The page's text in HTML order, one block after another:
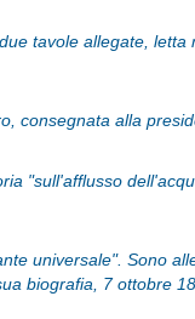
tavole allegate,
consegnata alla
"sull'afflusso
universale". Sono
biografia, 7 ottobre